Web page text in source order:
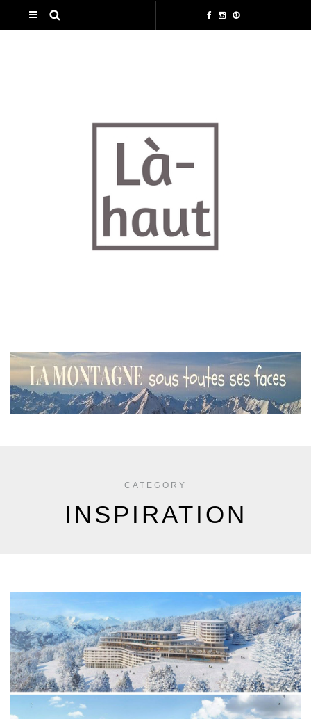
CATEGORY
INSPIRATION
Laissez-vous inspirer par les plus beaux intérieurs des
massifs et des stations de montagne dans les Alpes,
Pyrénées, Vosges, Massif Central et Jura. Idées et bons
plans pour choisir déco, chalet, hôtel.